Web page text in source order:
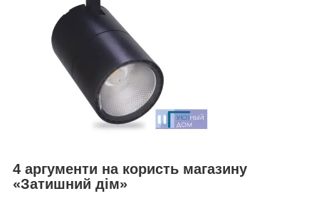
4 аргументи на користь магазину
«Затишний дім»